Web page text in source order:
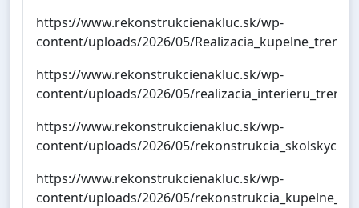
https://www.rekonstrukcienakluc.sk/wp-
content/uploads/2026/05/
https://www.rekonstrukcienakluc.sk/wp-
content/uploads/2026/05/
https://www.rekonstrukcienakluc.sk/wp-
content/uploads/2026/05/
https://www.rekonstrukcienakluc.sk/wp-
content/uploads/2026/05/